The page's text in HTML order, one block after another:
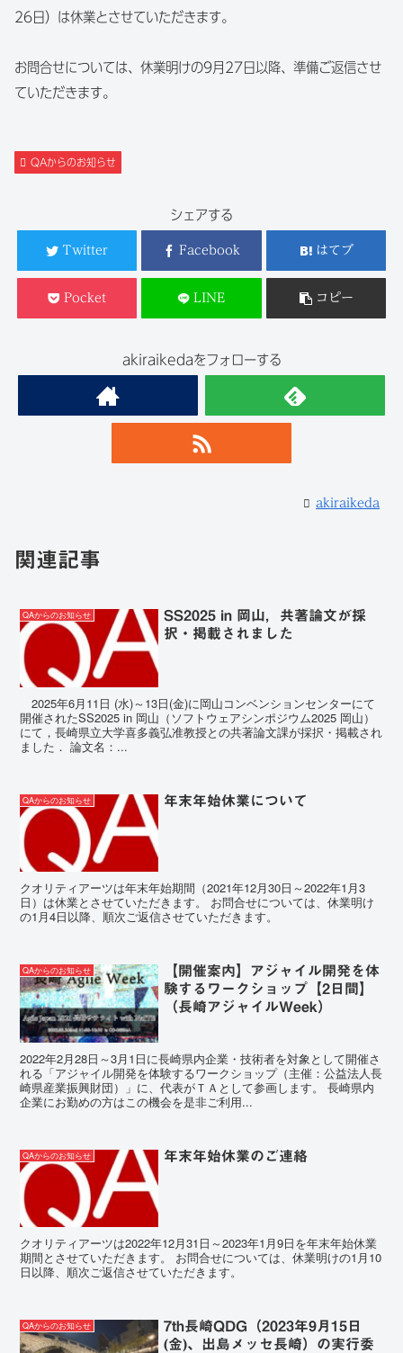
26日）は休業とさせていただきます。
お問合せについては、休業明けの9月27日以降、準備ご返信させ
ていただきます。
QAからのお知らせ
シェアする
Twitter Facebook はてブ
Pocket LINE コピー
akiraikedaをフォローする
akiraikeda
関連記事
QAからのお知らせ
SS2025 in 岡山，共著論文が採
択・掲載されました
2025年6月11日 (水)～13日(金)に岡山コンベンションセンターにて
開催されたSS2025 in 岡山（ソフトウェアシンポジウム2025 岡山）
にて，長崎県立大学喜多義弘准教授との共著論文課が採択・掲載され
ました． 論文名：...
QAからのお知らせ 年末年始休業について
クオリティアーツは年末年始期間（2021年12月30日～2022年1月3
日）は休業とさせていただきます。 お問合せについては、休業明け
の1月4日以降、順次ご返信させていただきます。
QAからのお知らせ
【開催案内】アジャイル開発を体
験するワークショップ【2日間】
（長崎アジャイルWeek）
2022年2月28日～3月1日に長崎県内企業・技術者を対象として開催さ
れる「アジャイル開発を体験するワークショップ（主催：公益法人長
崎県産業振興財団）」に、代表がＴＡとして参画します。 長崎県内
企業にお勤めの方はこの機会を是非ご利用...
QAからのお知らせ 年末年始休業のご連絡
クオリティアーツは2022年12月31日～2023年1月9日を年末年始休業
期間とさせていただきます。 お問合せについては、休業明けの1月10
日以降、順次ご返信させていただきます。
QAからのお知らせ
7th長崎QDG（2023年9月15日
(金)、出島メッセ長崎）の実行委